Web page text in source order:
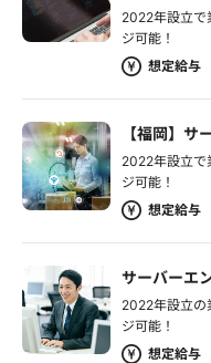
2022年設立で
ジ可能！
想定給与
【福岡】サ
2022年設立で
ジ可能！
想定給与
サーバーエ
2022年設立の
ジ可能！
想定給与